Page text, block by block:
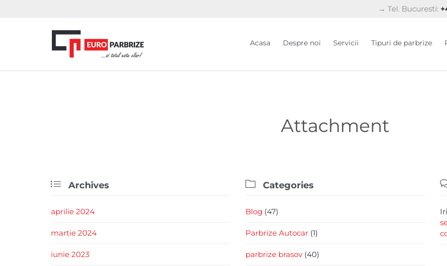
→ Tel. Bucuresti:
Acasa Despre noi Servicii Tipuri de parbrize
Attachment
 Archives
aprilie 2024
martie 2024
iunie 2023
 Categories
Blog (47)
Parbrize Autocar (1)
parbrize brasov (40)